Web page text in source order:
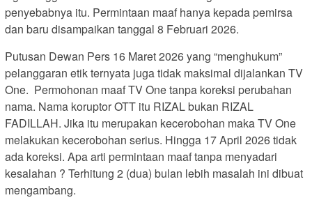
penyebabnya itu. Permintaan maaf hanya kepada pemirsa
dan baru disampaikan tanggal 8 Februari 2026.
Putusan Dewan Pers 16 Maret 2026 yang “menghukum”
pelanggaran etik ternyata juga tidak maksimal dijalankan TV
One. Permohonan maaf TV One tanpa koreksi perubahan
nama. Nama koruptor OTT itu RIZAL bukan RIZAL
FADILLAH. Jika itu merupakan kecerobohan maka TV One
melakukan kecerobohan serius. Hingga 17 April 2026 tidak
ada koreksi. Apa arti permintaan maaf tanpa menyadari
kesalahan ? Terhitung 2 (dua) bulan lebih masalah ini dibuat
mengambang.